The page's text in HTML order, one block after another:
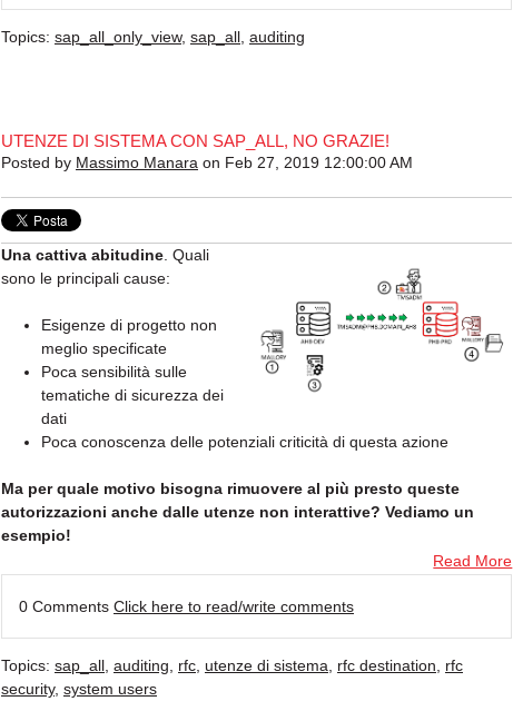
Topics: sap_all_only_view, sap_all, auditing
UTENZE DI SISTEMA CON SAP_ALL, NO GRAZIE!
Posted by Massimo Manara on Feb 27, 2019 12:00:00 AM
Una cattiva abitudine. Quali
sono le principali cause:
Esigenze di progetto non
meglio specificate
Poca sensibilità sulle
tematiche di sicurezza dei
dati
Poca conoscenza delle potenziali criticità di questa azione
Ma per quale motivo bisogna rimuovere al più presto queste
autorizzazioni anche dalle utenze non interattive? Vediamo un
esempio!
Read More
0 Comments Click here to read/write comments
Topics: sap_all, auditing, rfc, utenze di sistema, rfc destination, rfc
security, system users